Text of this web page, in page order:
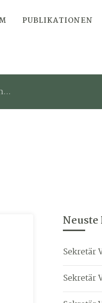
PUBLIKATIONEN
Sekretär
Sekretär